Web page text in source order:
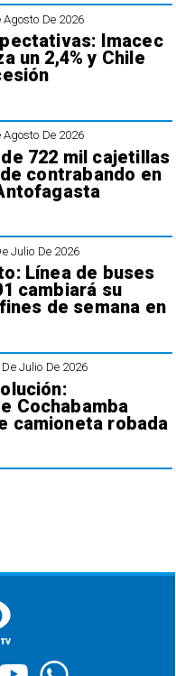
Agosto De 2026
Imacec
un 2,4% y Chile
Agosto De 2026
de 722 mil cajetillas
contrabando en
Julio De 2026
Línea de buses
cambiará su
de semana en
De Julio De 2026
Cochabamba
camioneta robada